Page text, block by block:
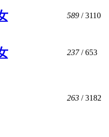
589 / 3110
237/ 653
263 / 3182